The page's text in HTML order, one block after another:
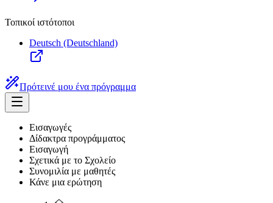
Τοπικοί ιστότοποι
Deutsch (Deutschland)
Πρότεινέ μου ένα πρόγραμμα
Εισαγωγές
Δίδακτρα προγράμματος
Εισαγωγή
Σχετικά με το Σχολείο
Συνομιλία με μαθητές
Κάνε μια ερώτηση